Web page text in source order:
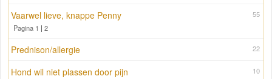
55
Vaarwel lieve, knappe Penny
Pagina 1 | 2
22
Prednison/allergie
10
Hond wil niet plassen door pijn